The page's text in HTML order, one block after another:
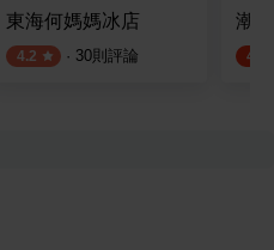
東海何媽媽冰店
4.2 · 30則評論
潮
4.8